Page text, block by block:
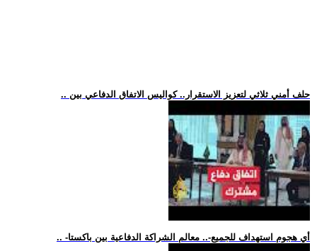
.. حلف أمني ثلاثي لتعزيز الاستقرار.. كواليس الاتفاق الدفاعي بين
.. -أي هجوم استهداف للجميع-.. معالم الشراكة الدفاعية بين باكستا